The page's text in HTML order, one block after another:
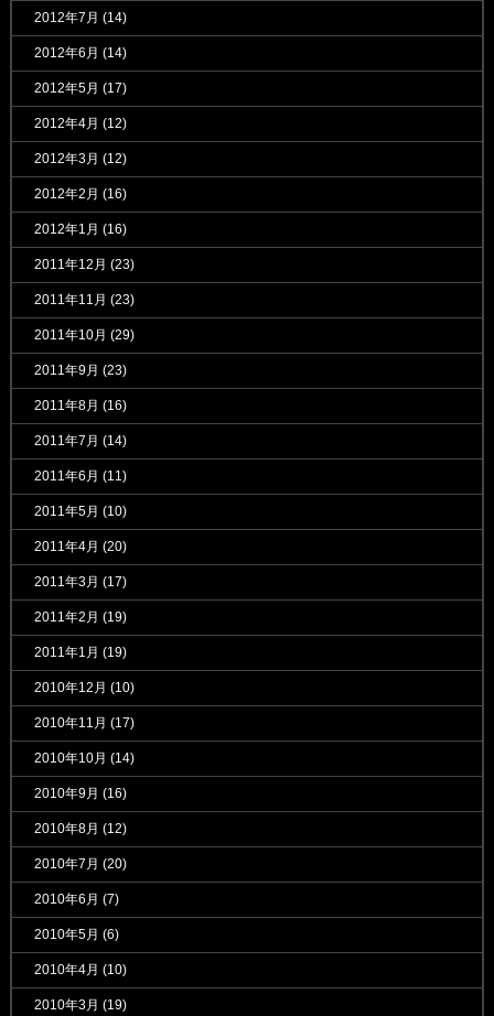
2012年7月 (14)
2012年6月 (14)
2012年5月 (17)
2012年4月 (12)
2012年3月 (12)
2012年2月 (16)
2012年1月 (16)
2011年12月 (23)
2011年11月 (23)
2011年10月 (29)
2011年9月 (23)
2011年8月 (16)
2011年7月 (14)
2011年6月 (11)
2011年5月 (10)
2011年4月 (20)
2011年3月 (17)
2011年2月 (19)
2011年1月 (19)
2010年12月 (10)
2010年11月 (17)
2010年10月 (14)
2010年9月 (16)
2010年8月 (12)
2010年7月 (20)
2010年6月 (7)
2010年5月 (6)
2010年4月 (10)
2010年3月 (19)